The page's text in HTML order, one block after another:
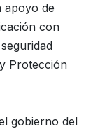
apoyo de
con
Protección
gobierno del